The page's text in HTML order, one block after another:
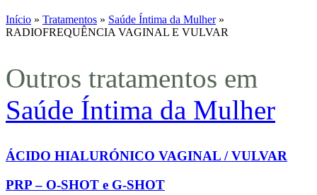
Início » Tratamentos » Saúde Íntima da Mulher»
RADIOFREQUÊNCIA VAGINAL E VULVAR
Outros tratamentos em
Saúde Íntima da Mulher
ÁCIDO HIALURÓNICO VAGINAL / VULVAR
PRP – O-SHOT e G-SHOT